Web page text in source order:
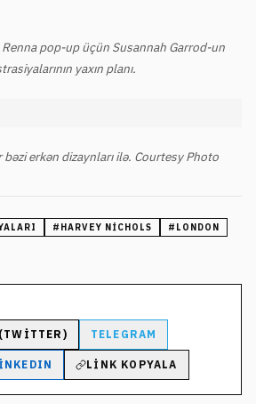
pop-up üçün Susannah Garrod-un
yaxın planı.
bəzi erkən dizaynları ilə. Courtesy Photo
# HARVEY NICHOLS # LONDON
TELEGRAM
LINK KOPYALA